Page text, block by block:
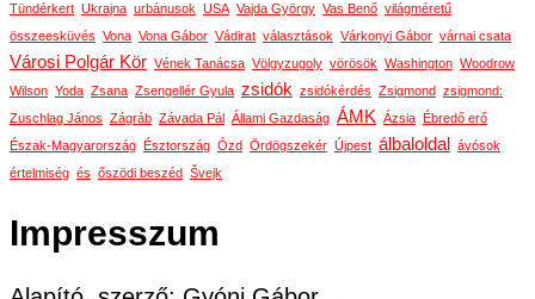
Tündérkert Ukrajna urbánusok USA Vajda György Vas Benő világméretű
összeesküvés Vona Vona Gábor Vádirat választások Várkonyi Gábor várnai csata
Városi Polgár Kör Vének Tanácsa Völgyzugoly vörösök Washington Woodrow
Wilson Yoda Zsana Zsengellér Gyula zsidók zsidókérdés Zsigmond zsigmond:
Zuschlag János Zágráb Závada Pál Állami Gazdaság ÁMK Ázsia
Ébredő erő
Észak-Magyarország
Észtország Ózd Ördögszekér Újpest álbaloldal
ávósok
értelmiség és őszödi beszéd Švejk
Impresszum